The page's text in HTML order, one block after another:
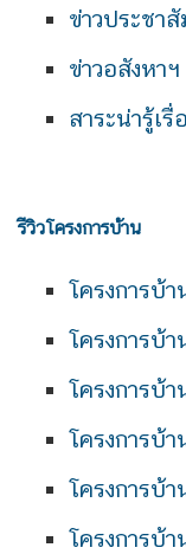
ข่าวประชา
ข่าวอสังหาฯ
สาระน่ารู้เรื่
รีวิวโครงการบ้าน
โครงการบ้
โครงการบ้า
โครงการบ้
โครงการบ้
โครงการบ้
โครงการบ้